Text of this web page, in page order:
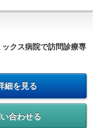
ックス病院で訪問診療専
細を見る
合わせる